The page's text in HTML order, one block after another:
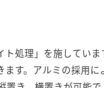
ト処理」を施していま
す。アルミの採用に